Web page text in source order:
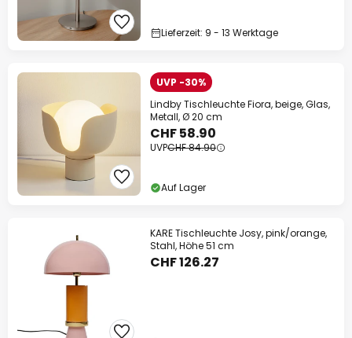
Lieferzeit: 9 - 13 Werktage
UVP -30%
Lindby Tischleuchte Fiora, beige, Glas,
Metall, Ø 20 cm
CHF 58.90
UVPCHF 84.90
Auf Lager
KARE Tischleuchte Josy, pink/orange,
Stahl, Höhe 51 cm
CHF 126.27